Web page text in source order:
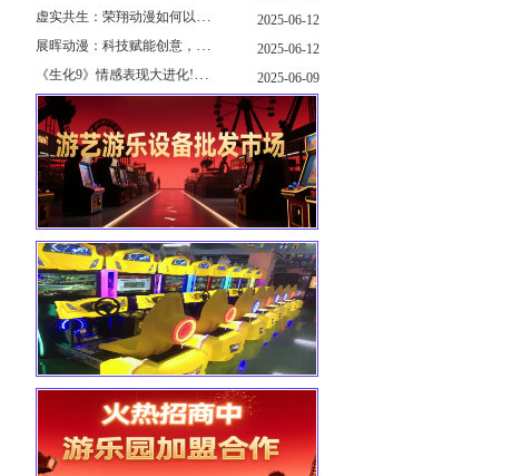
虚实共生：荣翔动漫如何以"科技+文化"双轮驱动重塑游艺产业新生态 2025-06-12
展晖动漫：科技赋能创意，打造沉浸式游艺新体验 2025-06-12
《生化9》情感表现大进化!眼神、颤抖细节拉满！ 2025-06-09